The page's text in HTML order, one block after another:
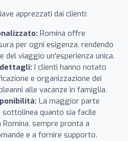
apprezzati dai clienti:
Romina offre
per ogni esigenza, rendendo
del viaggio un'esperienza unica.
I clienti hanno notato
e organizzazione dei
alle vacanze in famiglia.
La maggior parte
sottolinea quanto sia facile
Romina, sempre pronta a
e a fornire supporto.